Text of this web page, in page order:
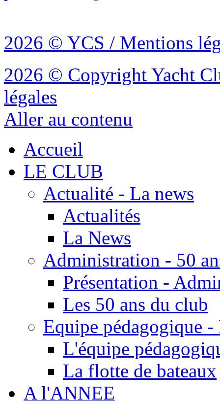
2026 © YCS / Mentions
2026 © Copyright Yacht
légales
Aller au contenu
Accueil
LE CLUB
Actualité - La news
Actualités
La News
Administration - 50
Présentation -
Les 50 ans du club
Equipe pédagogique
L'équipe
La flotte de bateaux
A l'ANNEE